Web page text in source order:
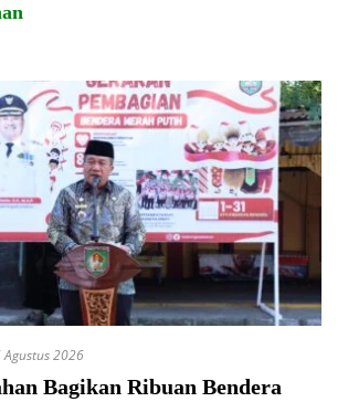
Agustus 2026
Bagikan Ribuan Bendera